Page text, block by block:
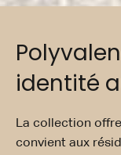
identité
La collection
convient aux